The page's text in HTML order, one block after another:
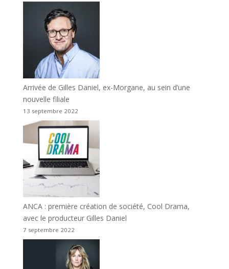
Arrivée de Gilles Daniel, ex-Morgane, au sein d’une
nouvelle filiale
13 septembre 2022
ANCA : première création de société, Cool Drama,
avec le producteur Gilles Daniel
7 septembre 2022